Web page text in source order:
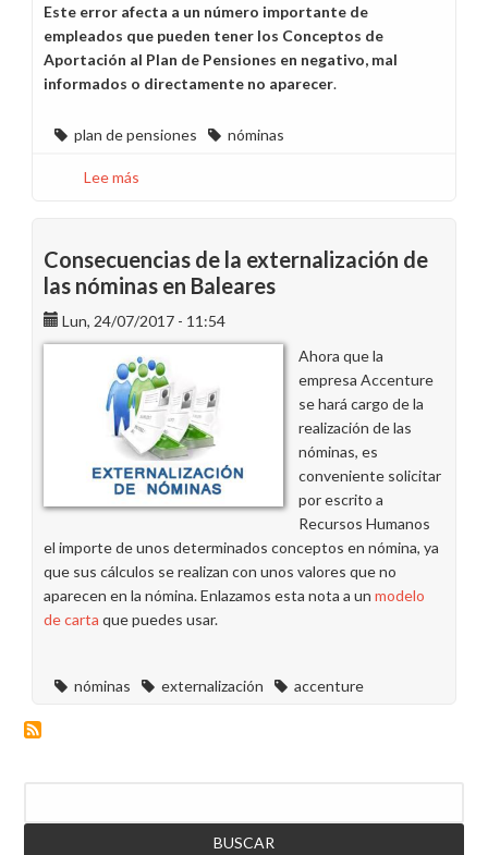
Este error afecta a un número importante de
empleados que pueden tener los Conceptos de
Aportación al Plan de Pensiones en negativo, mal
informados o directamente no aparecer.
plan de pensiones nóminas
Lee más
nómina
en
la
aportación
al
Plan
de
Pensiones
Consecuencias de la externalización de
las nóminas en Baleares
Lun, 24/07/2017 - 11:54
Ahora que la
empresa Accenture
se hará cargo de la
realización de las
nóminas, es
conveniente solicitar
por escrito a
Recursos Humanos
el importe de unos determinados conceptos en nómina, ya
que sus cálculos se realizan con unos valores que no
aparecen en la nómina. Enlazamos esta nota a un modelo
de carta que puedes usar.
nóminas externalización accenture